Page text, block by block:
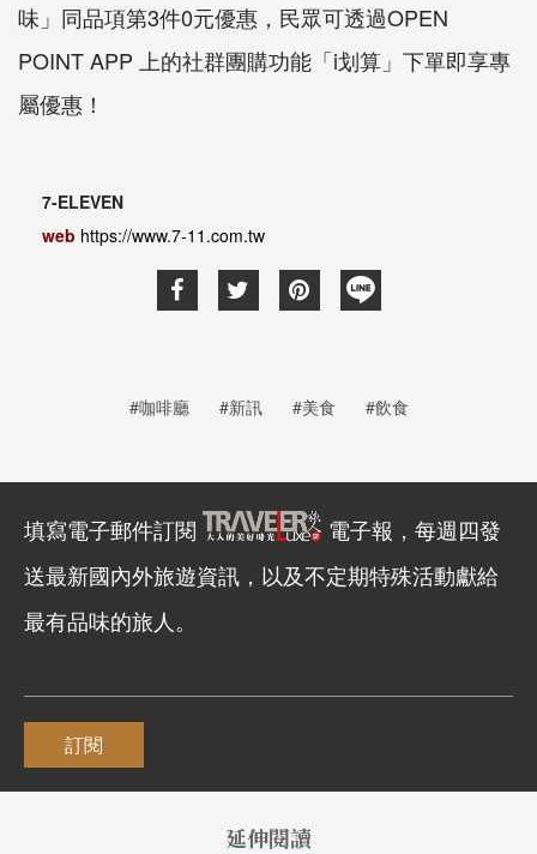
味」同品項第3件0元優惠，民眾可透過OPEN
POINT APP 上的社群團購功能「i划算」下單即享專
屬優惠！
7-ELEVEN
web https://www.7-11.com.tw
#咖啡廳 #新訊 #美食 #飲食
填寫電子郵件訂閱
電子報，每週四發
送最新國內外旅遊資訊，以及不定期特殊活動獻給
最有品味的旅人。
訂閱
延伸閱讀